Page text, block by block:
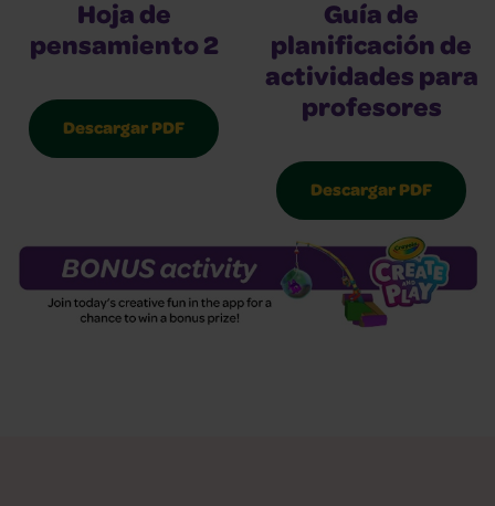
Hoja de
pensamiento 2
Descargar PDF
Guía de
planificación de
actividades para
profesores
Descargar PDF